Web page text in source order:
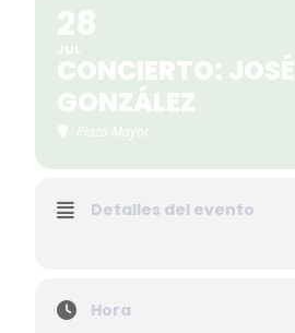
28
JUL
CONCIERTO: JOSÉ
GONZÁLEZ
Plaza Mayor
Detalles del evento
Hora